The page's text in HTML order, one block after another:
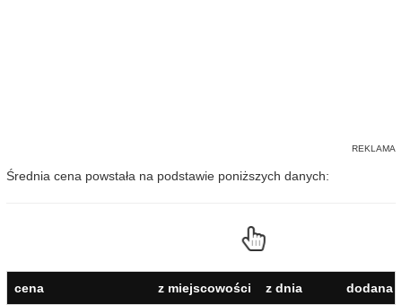
Średnia cena powstała na podstawie poniższych danych:
cena z miejscowości z dnia dodana